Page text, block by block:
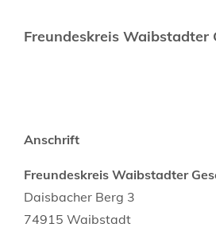
Freundeskreis Waibstadter
Anschrift
Freundeskreis Waibstadter
Daisbacher Berg 3
74915 Waibstadt